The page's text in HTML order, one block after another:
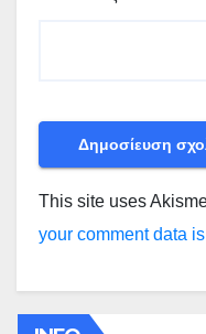
This site uses
your comment data